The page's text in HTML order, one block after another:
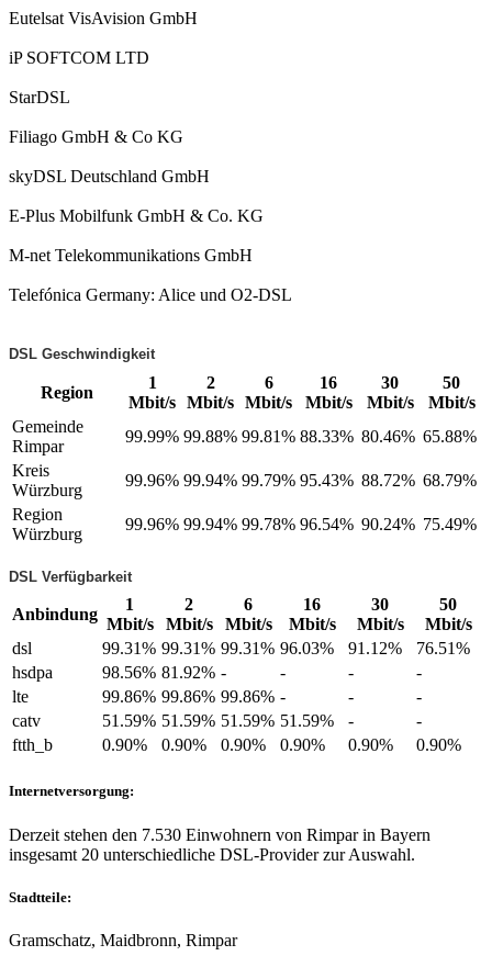
Eutelsat VisAvision GmbH
iP SOFTCOM LTD
StarDSL
Filiago GmbH & Co KG
skyDSL Deutschland GmbH
E-Plus Mobilfunk GmbH & Co. KG
M-net Telekommunikations GmbH
Telefónica Germany: Alice und O2-DSL
DSL Geschwindigkeit
Region
1
Mbit/s
2
Mbit/s
6
Mbit/s
16
Mbit/s
30
Mbit/s
50
Mbit/s
Gemeinde
Rimpar
99.99% 99.88% 99.81% 88.33% 80.46% 65.88%
Kreis
Würzburg
99.96% 99.94% 99.79% 95.43% 88.72% 68.79%
Region
Würzburg
99.96% 99.94% 99.78% 96.54% 90.24% 75.49%
DSL Verfügbarkeit
Anbindung
1
Mbit/s
2
Mbit/s
6
Mbit/s
16
Mbit/s
30
Mbit/s
50
Mbit/s
dsl
99.31% 99.31% 99.31% 96.03% 91.12%
76.51%
hsdpa
98.56% 81.92% - - -
-
lte
99.86% 99.86% 99.86% - -
-
catv
51.59% 51.59% 51.59% 51.59% -
-
ftth_b
0.90% 0.90% 0.90% 0.90% 0.90% 0.90%
Internetversorgung:
Derzeit stehen den 7.530 Einwohnern von Rimpar in Bayern
insgesamt 20 unterschiedliche DSL-Provider zur Auswahl.
Stadtteile:
Gramschatz, Maidbronn, Rimpar